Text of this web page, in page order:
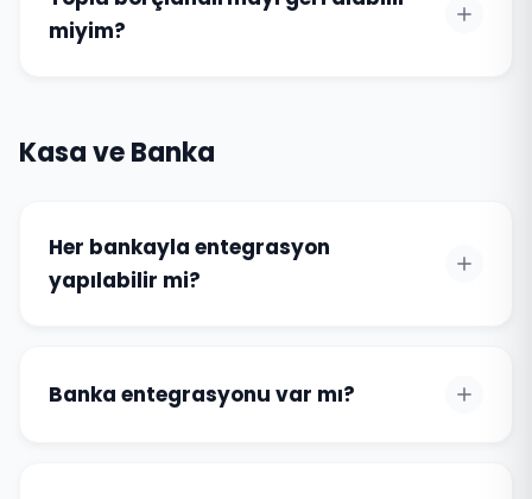
miyim?
Kasa ve Banka
Her bankayla entegrasyon
yapılabilir mi?
Banka entegrasyonu var mı?